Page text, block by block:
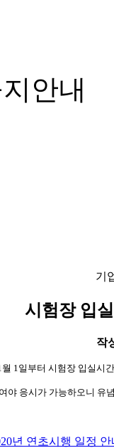
안내
기
시험장 입
작
1일부터 시험장 입실시
야 응시가 가능하오니 유
년 연초시행 일정 안